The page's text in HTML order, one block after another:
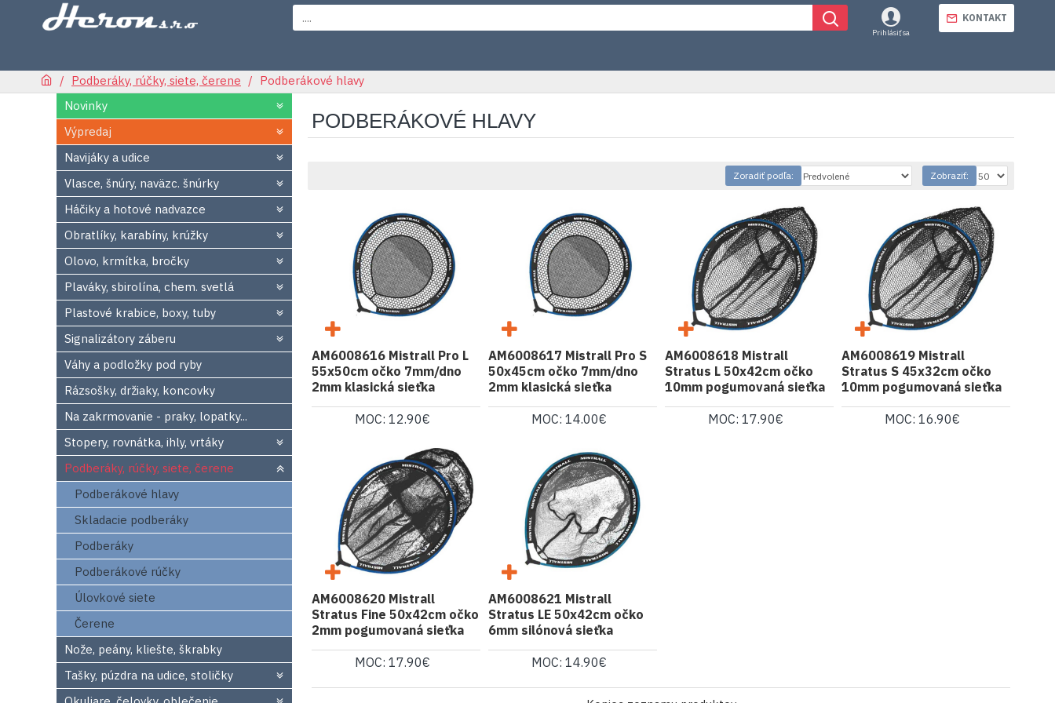
Prihlásiť sa
KONTAKT
Podberáky, rúčky, siete, čerene
Podberákové hlavy
Novinky
Výpredaj
Navijáky a udice
Vlasce, šnúry, naväzc. šnúrky
Háčiky a hotové nadvazce
Obratlíky, karabíny, krúžky
Olovo, krmítka, bročky
Plaváky, sbirolína, chem. svetlá
Plastové krabice, boxy, tuby
Signalizátory záberu
Váhy a podložky pod ryby
Rázsošky, držiaky, koncovky
Na zakrmovanie - praky, lopatky...
Stopery, rovnátka, ihly, vrtáky
Podberáky, rúčky, siete, čerene
Podberákové hlavy
Skladacie podberáky
Podberáky
Podberákové rúčky
Úlovkové siete
Čerene
Nože, peány, kliešte, škrabky
Tašky, púzdra na udice, stoličky
PODBERÁKOVÉ HLAVY
Zoradiť podľa: Zobraziť:
AM6008616 Mistrall Pro L
55x50cm očko 7mm/dno
2mm klasická sieťka
MOC: 12.90€
AM6008617 Mistrall Pro S
50x45cm očko 7mm/dno
2mm klasická sieťka
MOC: 14.00€
AM6008618 Mistrall
Stratus L 50x42cm očko
10mm pogumovaná sieťka
MOC: 17.90€
AM6008619 Mistrall
Stratus S 45x32cm očko
10mm pogumovaná sieťka
MOC: 16.90€
AM6008620 Mistrall
Stratus Fine 50x42cm očko
2mm pogumovaná sieťka
MOC: 17.90€
AM6008621 Mistrall
Stratus LE 50x42cm očko
6mm silónová sieťka
MOC: 14.90€